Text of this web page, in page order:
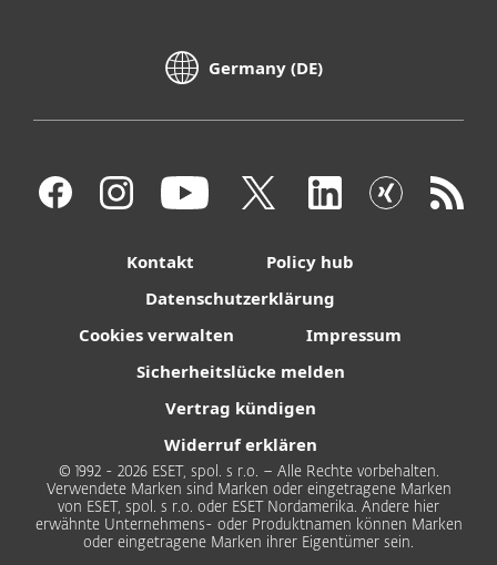
Germany (DE)
Kontakt
Policy hub
Datenschutzerklärung
Cookies verwalten
Impressum
Sicherheitslücke melden
Vertrag kündigen
Widerruf erklären
© 1992 - 2026 ESET, spol. s r.o. – Alle Rechte vorbehalten.
Verwendete Marken sind Marken oder eingetragene Marken
von ESET, spol. s r.o. oder ESET Nordamerika. Andere hier
erwähnte Unternehmens- oder Produktnamen können Marken
oder eingetragene Marken ihrer Eigentümer sein.